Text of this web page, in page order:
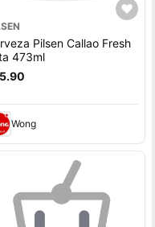
Pilsen Callao Fresh
473ml
Wong